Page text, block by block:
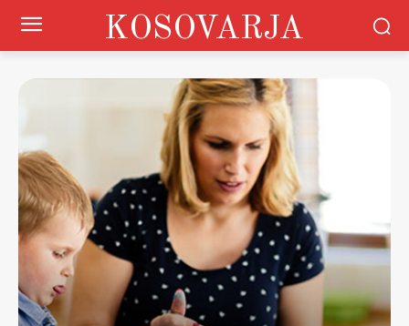
KOSOVARJA